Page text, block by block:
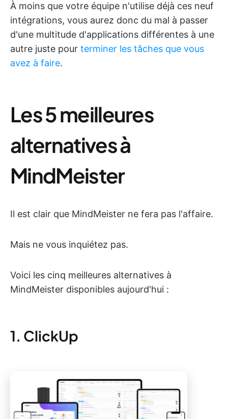
À moins que votre équipe n'utilise déjà ces neuf
intégrations, vous aurez donc du mal à passer
d'une multitude d'applications différentes à une
autre juste pour terminer les tâches que vous
avez à faire.
Les 5 meilleures
alternatives à
MindMeister
Il est clair que MindMeister ne fera pas l'affaire.
Mais ne vous inquiétez pas.
Voici les cinq meilleures alternatives à
MindMeister disponibles aujourd'hui :
1. ClickUp